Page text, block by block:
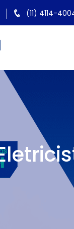
(11) 4114-